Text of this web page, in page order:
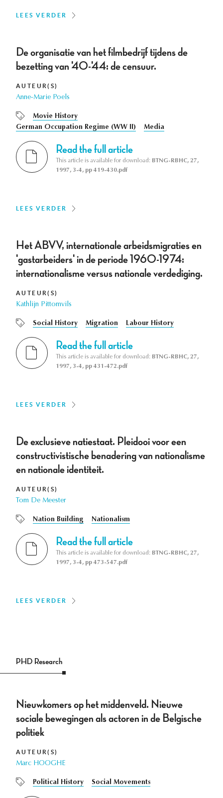
LEES VERDER
De organisatie van het filmbedrijf tijdens de
bezetting van '40-'44: de censuur.
AUTEUR(S)
Anne-Marie Poels
Movie History
German Occupation Regime (WW II)
Media
Read the full article
This article is available for download: BTNG-RBHC, 27,
1997, 3-4, pp 419-430.pdf
LEES VERDER
Het ABVV, internationale arbeidsmigraties en
'gastarbeiders' in de periode 1960-1974:
internationalisme versus nationale verdediging.
AUTEUR(S)
Kathlijn Pittomvils
Social History Migration Labour History
Read the full article
This article is available for download: BTNG-RBHC, 27,
1997, 3-4, pp 431-472.pdf
LEES VERDER
De exclusieve natiestaat. Pleidooi voor een
constructivistische benadering van nationalisme
en nationale identiteit.
AUTEUR(S)
Tom De Meester
Nation Building Nationalism
Read the full article
This article is available for download: BTNG-RBHC, 27,
1997, 3-4, pp 473-547.pdf
LEES VERDER
PHD Research
Nieuwkomers op het middenveld. Nieuwe
sociale bewegingen als actoren in de Belgische
politiek
AUTEUR(S)
Marc HOOGHE
Political History Social Movements